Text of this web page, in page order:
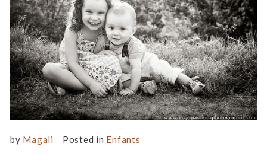
by Magali Posted in Enfants